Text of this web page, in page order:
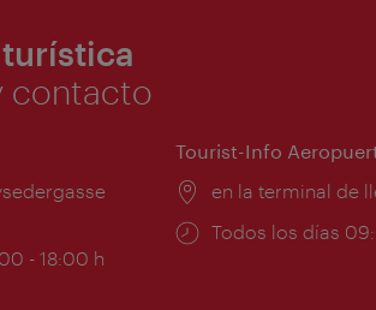
contacto
- 18:00 h
Tourist-Info
Lugar:
en la terminal de
Horarios
Todos los días